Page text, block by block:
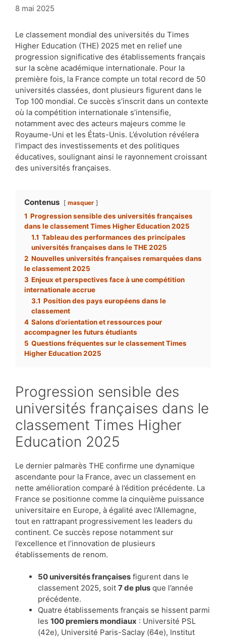
8 mai 2025
Le classement mondial des universités du Times
Higher Education (THE) 2025 met en relief une
progression significative des établissements français
sur la scène académique internationale. Pour la
première fois, la France compte un total record de 50
universités classées, dont plusieurs figurent dans le
Top 100 mondial. Ce succès s’inscrit dans un contexte
où la compétition internationale s’intensifie,
notamment avec des acteurs majeurs comme le
Royaume-Uni et les États-Unis. L’évolution révélera
l’impact des investissements et des politiques
éducatives, soulignant ainsi le rayonnement croissant
des universités françaises.
Contenus masquer
1 Progression sensible des universités françaises
dans le classement Times Higher Education 2025
1.1 Tableau des performances des principales
universités françaises dans le THE 2025
2 Nouvelles universités françaises remarquées dans
le classement 2025
3 Enjeux et perspectives face à une compétition
internationale accrue
3.1 Position des pays européens dans le
classement
4 Salons d’orientation et ressources pour
accompagner les futurs étudiants
5 Questions fréquentes sur le classement Times
Higher Education 2025
Progression sensible des
universités françaises dans le
classement Times Higher
Education 2025
Le dernier palmarès THE confirme une dynamique
ascendante pour la France, avec un classement en
nette amélioration comparé à l’édition précédente. La
France se positionne comme la cinquième puissance
universitaire en Europe, à égalité avec l’Allemagne,
tout en rattrapant progressivement les leaders du
continent. Ce succès repose notamment sur
l’excellence et l’innovation de plusieurs
établissements de renom.
50 universités françaises figurent dans le
classement 2025, soit 7 de plus que l’année
précédente.
Quatre établissements français se hissent parmi
les 100 premiers mondiaux : Université PSL
(42e), Université Paris-Saclay (64e), Institut